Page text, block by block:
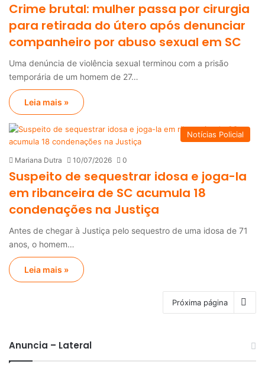
Crime brutal: mulher passa por cirurgia
para retirada do útero após denunciar
companheiro por abuso sexual em SC
Uma denúncia de violência sexual terminou com a prisão
temporária de um homem de 27…
Leia mais »
Notícias Policial
Mariana Dutra 10/07/2026 0
Suspeito de sequestrar idosa e joga-la
em ribanceira de SC acumula 18
condenações na Justiça
Antes de chegar à Justiça pelo sequestro de uma idosa de 71
anos, o homem…
Leia mais »
Próxima página
Anuncia – Lateral